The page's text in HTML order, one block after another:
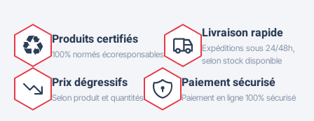
Produits certifiés
100% normés écoresponsables
Livraison rapide
Expéditions sous 24/48h,
selon stock disponible
Prix dégressifs
Selon produit et quantités
Paiement sécurisé
Paiement en ligne 100% sécurisé